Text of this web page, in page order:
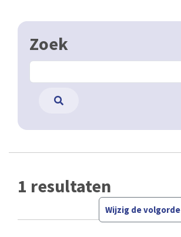
Zoek
1 resultaten
Wijzig de volgorde